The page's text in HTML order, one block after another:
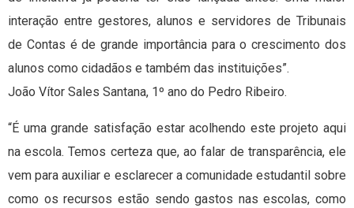
interação entre gestores, alunos e servidores de Tribunais
de Contas é de grande importância para o crescimento dos
alunos como cidadãos e também das instituições”.
João Vítor Sales Santana, 1º ano do Pedro Ribeiro.
“É uma grande satisfação estar acolhendo este projeto aqui
na escola. Temos certeza que, ao falar de transparência, ele
vem para auxiliar e esclarecer a comunidade estudantil sobre
como os recursos estão sendo gastos nas escolas, como